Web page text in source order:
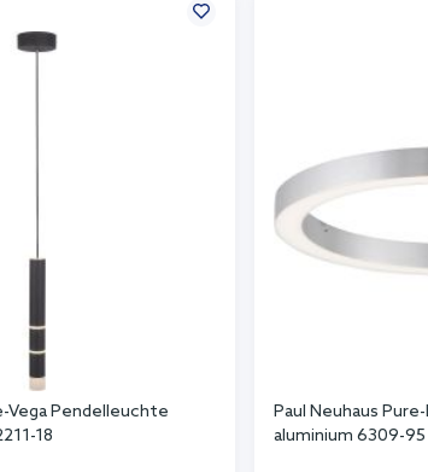
Vega Pendelleuchte
18
Paul Neuhaus
aluminium 6309-95